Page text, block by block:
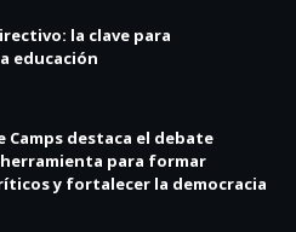
la clave para
educación
Camps destaca el debate
para formar
y fortalecer la democracia